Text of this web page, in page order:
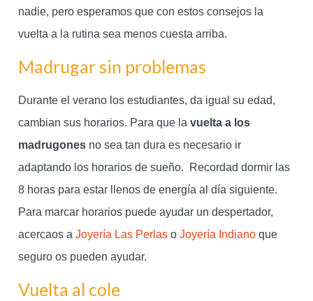
nadie, pero esperamos que con estos consejos la
vuelta a la rutina sea menos cuesta arriba.
Madrugar sin problemas
Durante el verano los estudiantes, da igual su edad,
cambian sus horarios. Para que la vuelta a los
madrugonesno sea tan dura es necesario ir
adaptando los horarios de sueño. Recordad dormir las
8 horas para estar llenos de energía al día siguiente.
Para marcar horarios puede ayudar un despertador,
acercaos a Joyería Las Perlaso Joyería Indianoque
seguro os pueden ayudar.
Vuelta al cole